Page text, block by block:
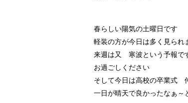
春らしい陽気の土曜日です
軽装の方が今日は多く見られ
来週は又 寒波という予報で
お過ごしください
そして今日は高校の卒業式
一日が晴天で良かったなぁ～